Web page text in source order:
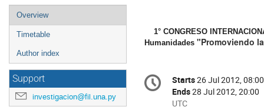
Event
menu
Overview
Timetable
Author index
Support
investigacion@fil.una.py
1° CONGRESO
Humanidades "Promoviendo
Conference
information
Date/Time
Starts26 Jul 2012, 08:00
Ends28 Jul 2012, 20:00
All
UTC